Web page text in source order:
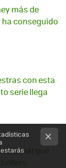
más de
ha conseguido
con esta
serie llega
que